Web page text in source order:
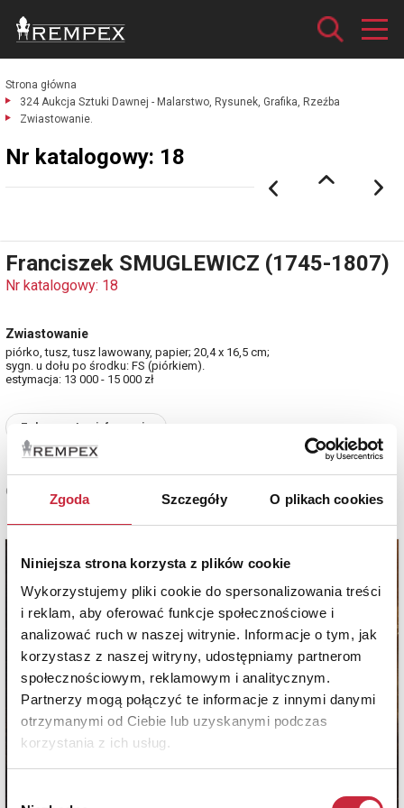
Zgoda Szczegóły O plikach cookies
Niniejsza strona korzysta z plików cookie
Wykorzystujemy pliki cookie do spersonalizowania treści
i reklam, aby oferować funkcje społecznościowe i
analizować ruch w naszej witrynie. Informacje o tym, jak
korzystasz z naszej witryny, udostępniamy partnerom
społecznościowym, reklamowym i analitycznym.
Partnerzy mogą połączyć te informacje z innymi danymi
otrzymanymi od Ciebie lub uzyskanymi podczas
korzystania z ich usług.
Strona główna
324 Aukcja Sztuki Dawnej - Malarstwo, Rysunek, Grafika, Rzeźba
Zwiastowanie.
Nr katalogowy: 18
Franciszek SMUGLEWICZ (1745-1807)
Nr katalogowy: 18
Zwiastowanie
piórko, tusz, tusz lawowany, papier; 20,4 x 16,5 cm;
sygn. u dołu po środku: FS (piórkiem).
estymacja: 13 000 - 15 000 zł
Zobacz pełne informacje
Cena sprzedaży
14 000 zł